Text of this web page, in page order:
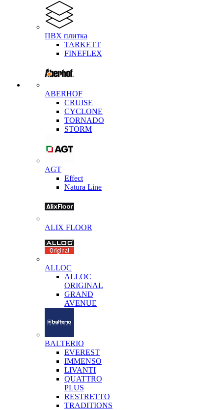
ПВХ плитка
TARKETT
FINEFLEX
ABERHOF
CRUISE
CYCLONE
TORNADO
STORM
AGT
Effect
Natura Line
ALIX FLOOR
ALLOC
ALLOC
ORIGINAL
GRAND
AVENUE
BALTERIO
EVEREST
IMMENSO
LIVANTI
QUATTRO
PLUS
RESTRETTO
TRADITIONS